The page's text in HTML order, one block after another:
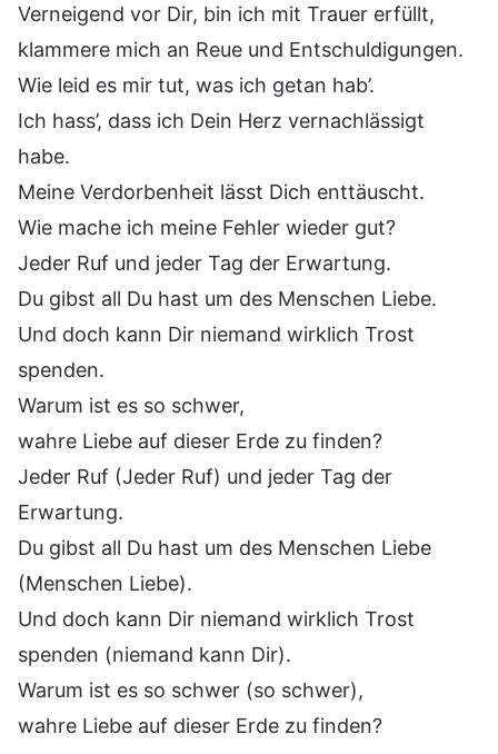
Verneigend vor Dir, bin ich mit Trauer erfüllt,
klammere mich an Reue und Entschuldigungen.
Wie leid es mir tut, was ich getan hab’.
Ich hass’, dass ich Dein Herz vernachlässigt
habe.
Meine Verdorbenheit lässt Dich enttäuscht.
Wie mache ich meine Fehler wieder gut?
Jeder Ruf und jeder Tag der Erwartung.
Du gibst all Du hast um des Menschen Liebe.
Und doch kann Dir niemand wirklich Trost
spenden.
Warum ist es so schwer,
wahre Liebe auf dieser Erde zu finden?
Jeder Ruf (Jeder Ruf) und jeder Tag der
Erwartung.
Du gibst all Du hast um des Menschen Liebe
(Menschen Liebe).
Und doch kann Dir niemand wirklich Trost
spenden (niemand kann Dir).
Warum ist es so schwer (so schwer),
wahre Liebe auf dieser Erde zu finden?